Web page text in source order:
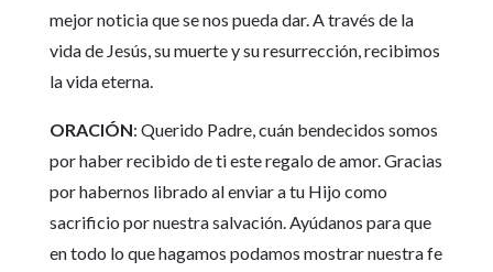
mejor noticia que se nos pueda dar. A través de la
vida de Jesús, su muerte y su resurrección, recibimos
la vida eterna.
ORACIÓN: Querido Padre, cuán bendecidos somos
por haber recibido de ti este regalo de amor. Gracias
por habernos librado al enviar a tu Hijo como
sacrificio por nuestra salvación. Ayúdanos para que
en todo lo que hagamos podamos mostrar nuestra fe